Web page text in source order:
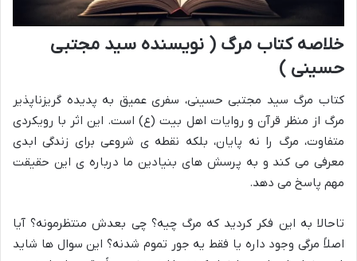
خلاصه کتاب مرگ ( نویسنده سید مجتبی
حسینی )
کتاب مرگ سید مجتبی حسینی، سفری عمیق به پدیده گریزناپذیر
مرگ از منظر قرآن و روایات اهل بیت (ع) است. این اثر با رویکردی
متفاوت، مرگ را نه پایان، بلکه نقطه ی شروعی برای زندگی ابدی
معرفی می کند و به پرسش های بنیادین ما درباره ی این حقیقت
مهم پاسخ می دهد.
تاحالا به این فکر کردید که مرگ چیه؟ چی بعدش منتظرمونه؟ آیا
اصلاً مرگی وجود داره یا فقط یه جور تموم شدنه؟ این سوال ها شاید